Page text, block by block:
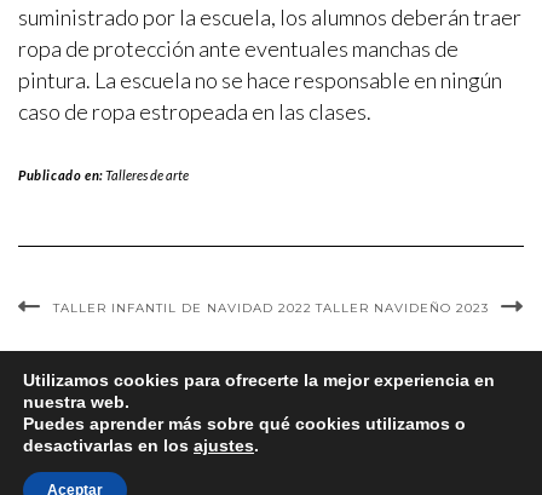
suministrado por la escuela, los alumnos deberán traer
ropa de protección ante eventuales manchas de
pintura. La escuela no se hace responsable en ningún
caso de ropa estropeada en las clases.
Publicado en:Talleres de arte
TALLER INFANTIL DE NAVIDAD 2022 TALLER NAVIDEÑO 2023
Utilizamos cookies para ofrecerte la mejor experiencia en
nuestra web.
Puedes aprender más sobre qué cookies utilizamos o
desactivarlas en los ajustes.
Aceptar